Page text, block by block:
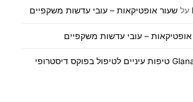
על שעור אופטיקאות – עובי עדשות משקפיים
– עובי עדשות משקפיים